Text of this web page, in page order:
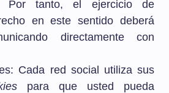
Por tanto, el ejercicio de
en este sentido deberá
directamente con
Cada red social utiliza sus
para que usted pueda